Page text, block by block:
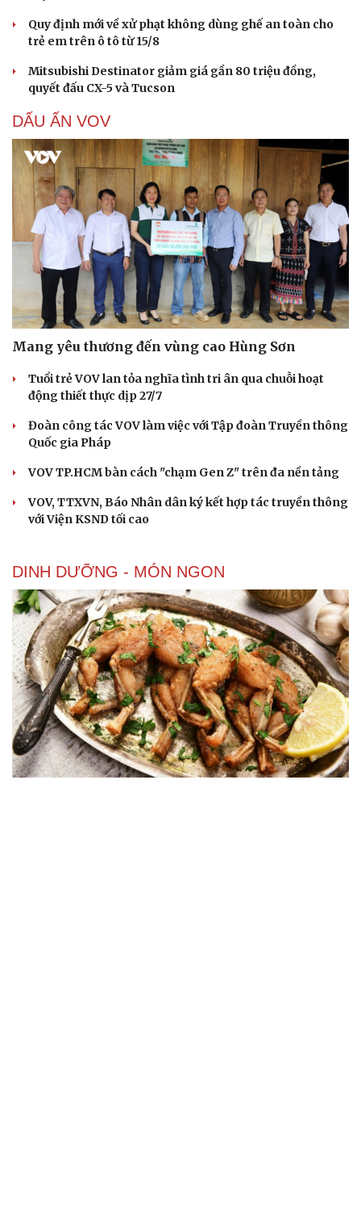
Quy định mới về xử phạt không dùng ghế an toàn cho
trẻ em trên ô tô từ 15/8
Mitsubishi Destinator giảm giá gần 80 triệu đồng,
quyết đấu CX-5 và Tucson
DẤU ẤN VOV
Mang yêu thương đến vùng cao Hùng Sơn
Tuổi trẻ VOV lan tỏa nghĩa tình tri ân qua chuỗi hoạt
động thiết thực dịp 27/7
Đoàn công tác VOV làm việc với Tập đoàn Truyền thông
Quốc gia Pháp
VOV TP.HCM bàn cách "chạm Gen Z" trên đa nền tảng
VOV, TTXVN, Báo Nhân dân ký kết hợp tác truyền thông
với Viện KSND tối cao
DINH DƯỠNG - MÓN NGON